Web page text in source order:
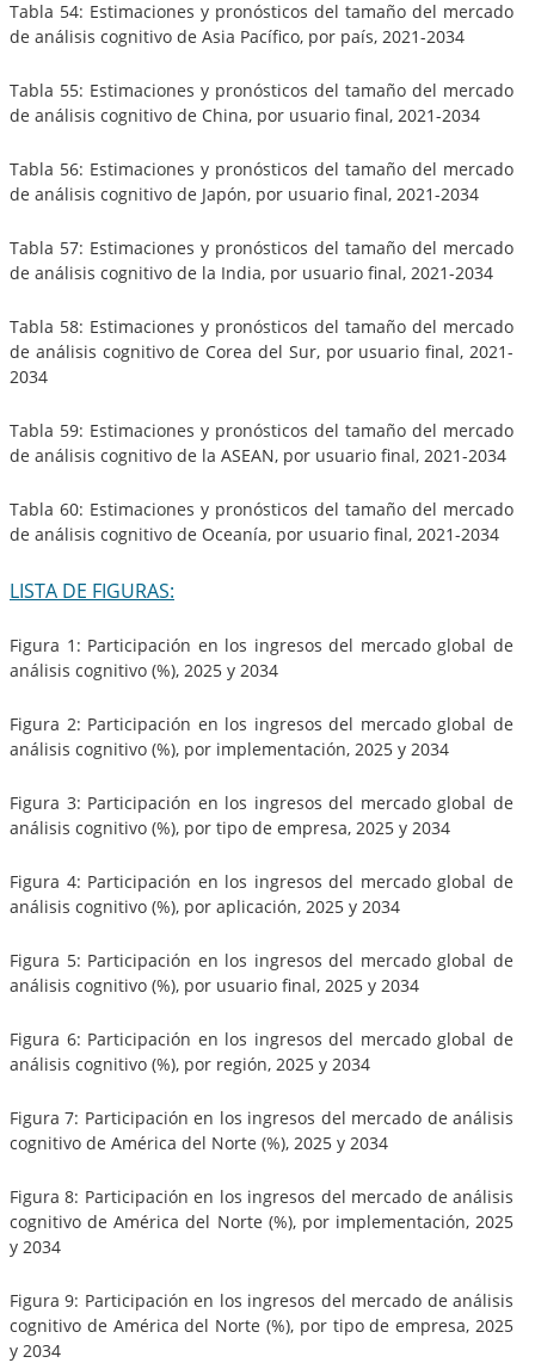
Tabla 54: Estimaciones y pronósticos del tamaño del mercado
de análisis cognitivo de Asia Pacífico, por país, 2021-2034
Tabla 55: Estimaciones y pronósticos del tamaño del mercado
de análisis cognitivo de China, por usuario final, 2021-2034
Tabla 56: Estimaciones y pronósticos del tamaño del mercado
de análisis cognitivo de Japón, por usuario final, 2021-2034
Tabla 57: Estimaciones y pronósticos del tamaño del mercado
de análisis cognitivo de la India, por usuario final, 2021-2034
Tabla 58: Estimaciones y pronósticos del tamaño del mercado
de análisis cognitivo de Corea del Sur, por usuario final, 2021-
2034
Tabla 59: Estimaciones y pronósticos del tamaño del mercado
de análisis cognitivo de la ASEAN, por usuario final, 2021-2034
Tabla 60: Estimaciones y pronósticos del tamaño del mercado
de análisis cognitivo de Oceanía, por usuario final, 2021-2034
LISTA DE FIGURAS:
Figura 1: Participación en los ingresos del mercado global de
análisis cognitivo (%), 2025 y 2034
Figura 2: Participación en los ingresos del mercado global de
análisis cognitivo (%), por implementación, 2025 y 2034
Figura 3: Participación en los ingresos del mercado global de
análisis cognitivo (%), por tipo de empresa, 2025 y 2034
Figura 4: Participación en los ingresos del mercado global de
análisis cognitivo (%), por aplicación, 2025 y 2034
Figura 5: Participación en los ingresos del mercado global de
análisis cognitivo (%), por usuario final, 2025 y 2034
Figura 6: Participación en los ingresos del mercado global de
análisis cognitivo (%), por región, 2025 y 2034
Figura 7: Participación en los ingresos del mercado de análisis
cognitivo de América del Norte (%), 2025 y 2034
Figura 8: Participación en los ingresos del mercado de análisis
cognitivo de América del Norte (%), por implementación, 2025
y 2034
Figura 9: Participación en los ingresos del mercado de análisis
cognitivo de América del Norte (%), por tipo de empresa, 2025
y 2034